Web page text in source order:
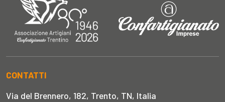
CONTATTI
Via del Brennero, 182, Trento, TN, Italia